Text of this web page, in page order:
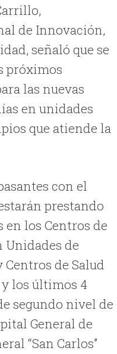
de Innovación,
señaló que se
próximos
las nuevas
en unidades
que atiende la
con el
prestando
en los Centros de
Unidades de
de Salud
los últimos 4
segundo nivel de
General de
“San Carlos”